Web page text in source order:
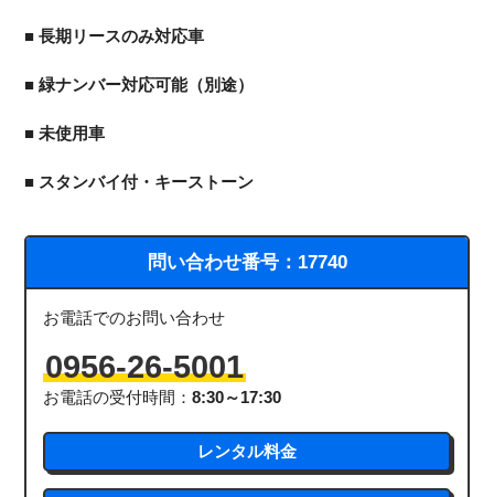
■ 長期リースのみ対応車
■ 緑ナンバー対応可能（別途）
■ 未使用車
■ スタンバイ付・キーストーン
問い合わせ番号： 17740
お電話でのお問い合わせ
0956-26-5001
お電話の受付時間：8:30～17:30
レンタル料金